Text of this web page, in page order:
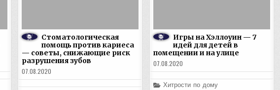
Стоматологическая
помощь против кариеса
— советы, снижающие риск
разрушения зубов
07.08.2020
Игры на Хэллоуин — 7
идей для детей в
помещении и на улице
07.08.2020
Posted
Хитрости по дому